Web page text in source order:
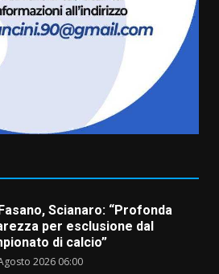
del Minareto e la prima
de “L’Albergo
Il rapimento”
2026 06:15
Musica di
nuovo
con “Fasano in
Scianaro: “Profonda
per esclusione dal
di calcio”
2026 06:00